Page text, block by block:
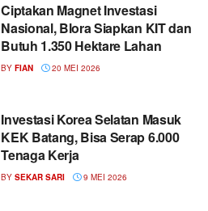
Ciptakan Magnet Investasi
Nasional, Blora Siapkan KIT dan
Butuh 1.350 Hektare Lahan
BY FIAN 20 MEI 2026
Investasi Korea Selatan Masuk
KEK Batang, Bisa Serap 6.000
Tenaga Kerja
BY SEKAR SARI 9 MEI 2026